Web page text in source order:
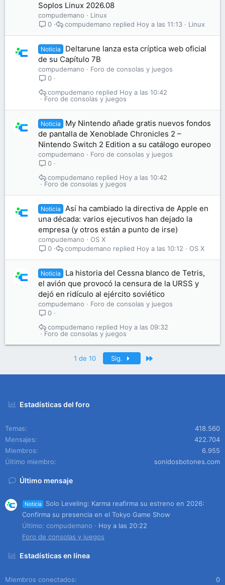
Soplos Linux 2026.08
compudemano
Linux
0
Linux
Hoy a las 11:13
compudemano
Noticia
Deltarune lanza esta críptica web oficial
de su Capítulo 7B
compudemano
Foro de consolas y juegos
0
Foro de consolas y juegos
Hoy a las 10:42
compudemano
Noticia
My Nintendo añade gratis nuevos fondos
de pantalla de Xenoblade Chronicles 2 –
Nintendo Switch 2 Edition a su catálogo europeo
compudemano
Foro de consolas y juegos
0
Foro de consolas y juegos
Hoy a las 10:42
compudemano
Noticia
Así ha cambiado la directiva de Apple en
una década: varios ejecutivos han dejado la
empresa (y otros están a punto de irse)
compudemano
OS X
0
OS X
Hoy a las 10:12
compudemano
Noticia
La historia del Cessna blanco de Tetris,
el avión que provocó la censura de la URSS y
dejó en ridículo al ejército soviético
compudemano
Foro de consolas y juegos
0
Foro de consolas y juegos
Hoy a las 09:32
compudemano
1 de 10 Sig.
Estadísticas del foro
Temas
418.560
Mensajes
422.704
Miembros
6.955
Último miembro
sonidosbotones.com
Último mensaje
Noticia
Solo Leveling: Karma reafirma su estreno en 2026:
Confirma su presencia en el Tokyo Game Show
Último: compudemano
Hoy a las 20:22
Foro de consolas y juegos
Estadísticas en línea
Miembros conectados 0